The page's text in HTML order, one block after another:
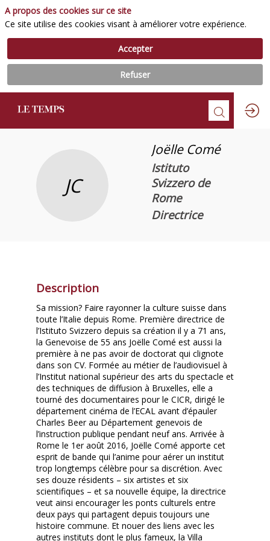
JC
Joëlle Comé
Istituto
Svizzero de
Rome
Directrice
Description
Sa mission? Faire rayonner la culture suisse dans
toute l’Italie depuis Rome. Première directrice de
l’Istituto Svizzero depuis sa création il y a 71 ans,
la Genevoise de 55 ans Joëlle Comé est aussi la
première à ne pas avoir de doctorat qui clignote
dans son CV. Formée au métier de l’audiovisuel à
l’Institut national supérieur des arts du spectacle et
des techniques de diffusion à Bruxelles, elle a
tourné des documentaires pour le CICR, dirigé le
département cinéma de l’ECAL avant d’épauler
Charles Beer au Département genevois de
l’instruction publique pendant neuf ans. Arrivée à
Rome le 1er août 2016, Joëlle Comé apporte cet
esprit de bande qui l’anime pour aérer un institut
trop longtemps célèbre pour sa discrétion. Avec
ses douze résidents – six artistes et six
scientifiques – et sa nouvelle équipe, la directrice
veut ainsi encourager les ponts culturels entre
deux pays qui partagent depuis toujours une
histoire commune. Et nouer des liens avec les
autres instituts dont le plus fameux, la Villa
A propos des cookies sur ce site
Ce site utilise des cookies visant à améliorer votre expérience.
Accepter
Refuser